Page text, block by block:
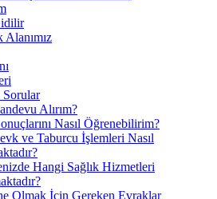
Alanımız
Sorular
Alırım?
Nasıl Öğrenebilirim?
ve Taburcu İşlemleri Nasıl
Hangi Sağlık Hizmetleri
Olmak İçin Gereken Evraklar